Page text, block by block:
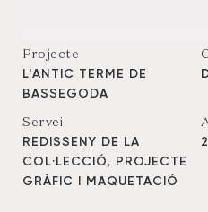
Projecte
L'ANTIC TERME DE
BASSEGODA
Servei
REDISSENY DE LA
COL·LECCIÓ, PROJECTE
GRÀFIC I MAQUETACIÓ